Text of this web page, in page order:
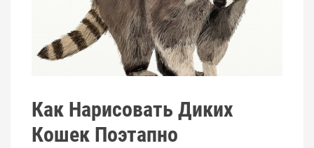
Как Нарисовать Диких
Кошек Поэтапно